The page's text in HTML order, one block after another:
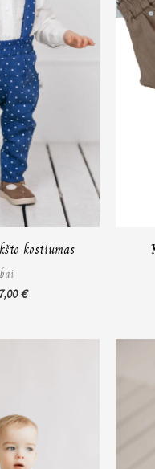
kostiumas
€